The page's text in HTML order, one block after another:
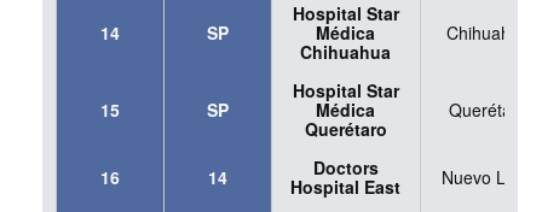
14 SP
Hospital Star
Médica
Chihuahua
Chihuahua
15 SP
Hospital Star
Médica
Querétaro
Querétaro
16 14
Doctors
Hospital East
Nuevo León